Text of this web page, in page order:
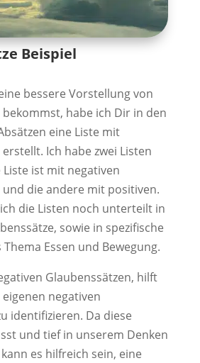
Beispiel
bessere Vorstellung von
habe ich Dir in den
eine Liste mit
Ich habe zwei Listen
ist mit negativen
und die andere mit positiven.
die Listen noch unterteilt in
sowie in spezifische
Essen und Bewegung.
Glaubenssätzen, hilft
negativen
identifizieren. Da diese
und tief in unserem Denken
es hilfreich sein, eine